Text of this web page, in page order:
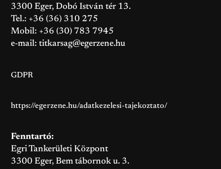
3300 Eger, Dobó István tér 13.
Tel.: +36 (36) 310 275
Mobil: +36 (30) 783 7945
e-mail:titkarsag@egerzene.hu
GDPR
https://egerzene.hu/adatkezelesi-tajekoztato/
Fenntartó:
Egri Tankerületi Központ
3300 Eger, Bem tábornok u. 3.